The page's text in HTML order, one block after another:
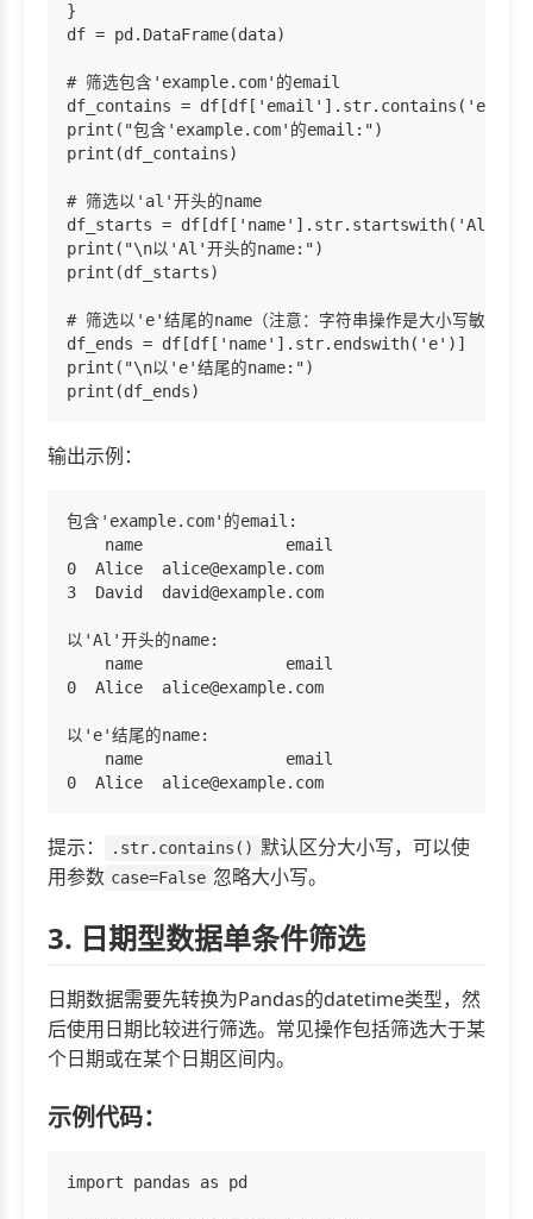
}
df = pd.DataFrame(data)
# 筛选包含'example.com'的email
df_contains =
print("包含'example.com'的email:")
print(df_contains)
# 筛选以'al'开头的name
df_starts = df[df['name'].str.startswith('Al')]
print("\n以'Al'开头的name:")
print(df_starts)
# 筛选以'e'结尾的name（注意：字符串操作是大小写敏感的
df_ends = df[df['name'].str.endswith('e')]
print("\n以'e'结尾的name:")
输出示例：
包含'example.com'的email:
    name               email
0  Alice  alice@example.com
3  David  david@example.com
以'Al'开头的name:
    name               email
0  Alice  alice@example.com
以'e'结尾的name:
    name               email
提示： .str.contains() 默认区分大小写，可以使
用参数 case=False 忽略大小写。
3. 日期型数据单条件筛选
日期数据需要先转换为Pandas的datetime类型，然
后使用日期比较进行筛选。常见操作包括筛选大于某
个日期或在某个日期区间内。
示例代码：
import pandas as pd